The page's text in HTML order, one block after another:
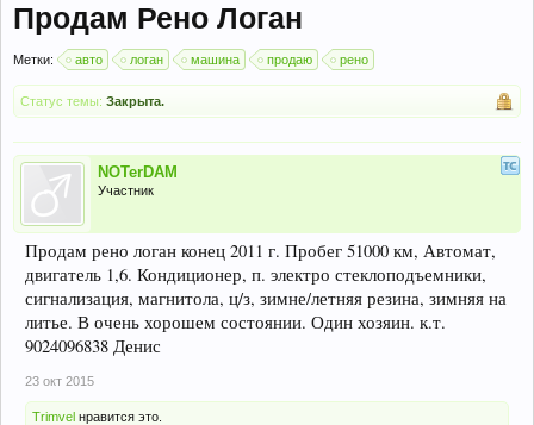
Продам Рено Логан
Метки: авто логан машина продаю рено
Статус темы: Закрыта.
NOTerDAM
Участник
Продам рено логан конец 2011 г. Пробег 51000 км, Автомат,
двигатель 1,6. Кондиционер, п. электро стеклоподъемники,
сигнализация, магнитола, ц/з, зимне/летняя резина, зимняя на
литье. В очень хорошем состоянии. Один хозяин. к.т.
9024096838 Денис
23 окт 2015
Trimvel нравится это.